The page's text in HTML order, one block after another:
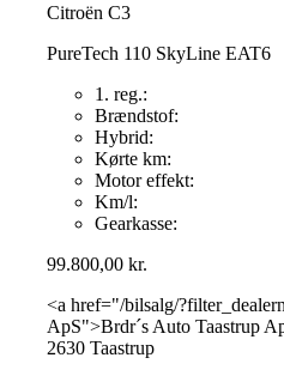
Citroën C3
PureTech 110 SkyLine EAT6
1. reg.:
Brændstof:
Hybrid:
Kørte km:
Motor effekt:
Km/l:
Gearkasse:
99.800,00kr.
<a href="/bilsalg/
ApS">Brdr´s Auto Taastrup
2630 Taastrup